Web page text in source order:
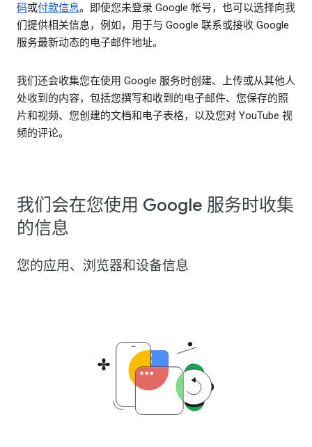
码或付款信息。即使您未登录 Google 帐号，也可以选择向我
们提供相关信息，例如，用于与 Google 联系或接收 Google
服务最新动态的电子邮件地址。
我们还会收集您在使用 Google 服务时创建、上传或从其他人
处收到的内容，包括您撰写和收到的电子邮件、您保存的照
片和视频、您创建的文档和电子表格，以及您对 YouTube 视
频的评论。
我们会在您使用 Google 服务时收集
的信息
您的应用、浏览器和设备信息